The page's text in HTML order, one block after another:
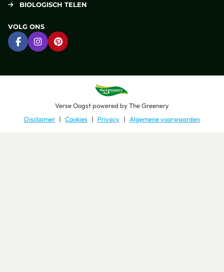
BIOLOGISCH TELEN
VOLG ONS
Ga naar Facebook
Ga naar Instagram
Ga naar Pinterest
Verse Oogstpowered byThe Greenery
Disclaimer
Cookies Privacy Algemene voorwaarden